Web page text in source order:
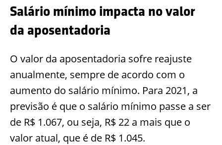
Salário mínimo impacta no valor
da aposentadoria
O valor da aposentadoria sofre reajuste
anualmente, sempre de acordo com o
aumento do salário mínimo. Para 2021, a
previsão é que o salário mínimo passe a ser
de R$ 1.067, ou seja, R$ 22 a mais que o
valor atual, que é de R$ 1.045.